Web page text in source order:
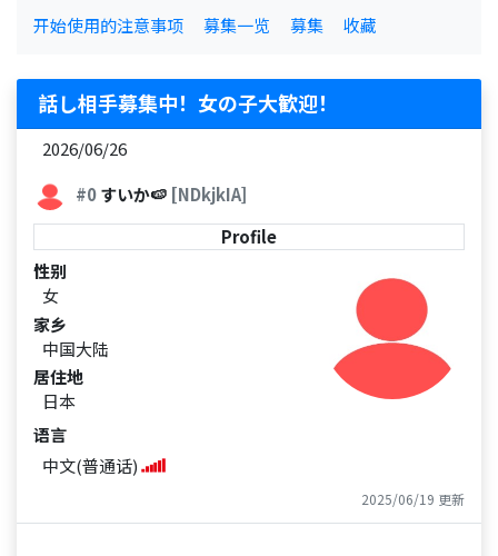
开始使用的注意事项 募集一览 募集 收藏
話し相手募集中！女の子大歓迎！
2026/06/26
#0すいか🍉 [NDkjkIA]
Profile
性别
女
家乡
中国大陆
居住地
日本
语言
中文(普通话)
2025/06/19 更新